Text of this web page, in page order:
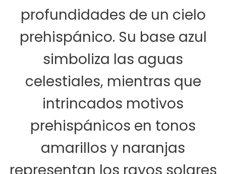
profundidades de un cielo
prehispánico. Su base azul
simboliza las aguas
celestiales, mientras que
intrincados motivos
prehispánicos en tonos
amarillos y naranjas